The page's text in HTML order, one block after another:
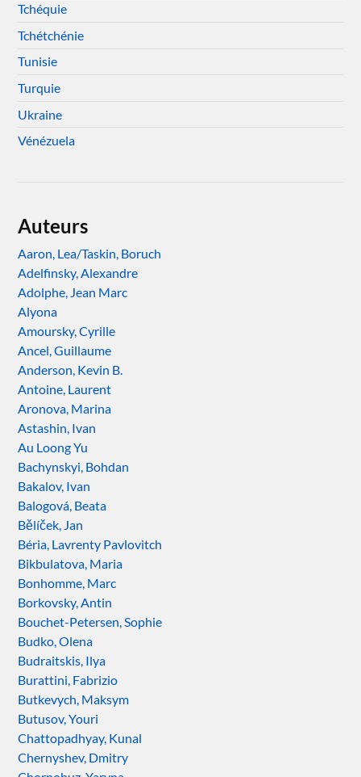
Tchéquie
Tchétchénie
Tunisie
Turquie
Ukraine
Vénézuela
Auteurs
Aaron, Lea/Taskin, Boruch
Adelfinsky, Alexandre
Adolphe, Jean Marc
Alyona
Amoursky, Cyrille
Ancel, Guillaume
Anderson, Kevin B.
Antoine, Laurent
Aronova, Marina
Astashin, Ivan
Au Loong Yu
Bachynskyi, Bohdan
Bakalov, Ivan
Balogová, Beata
Bělíček, Jan
Béria, Lavrenty Pavlovitch
Bikbulatova, Maria
Bonhomme, Marc
Borkovsky, Antin
Bouchet-Petersen, Sophie
Budko, Olena
Budraitskis, Ilya
Burattini, Fabrizio
Butkevych, Maksym
Butusov, Youri
Chattopadhyay, Kunal
Chernyshev, Dmitry